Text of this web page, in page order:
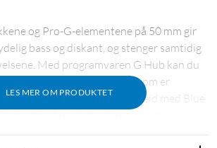
LES MER OM PRODUKTET
og Pro-G-elementene på 50 mm gir
bass og diskant, og stenger samtidig
Med programvaren G Hub kan du
med forhåndsinnstillinger som er
med e-sportatleter. I samarbeid med Blue
rikere, renere og mer profesjonell.